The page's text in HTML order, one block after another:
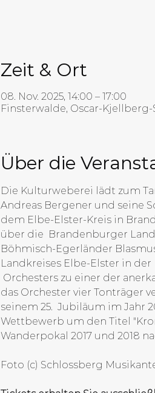
Zeit & Ort
08. Nov. 2025, 14:00 – 17:00
Finsterwalde, Oscar-
Über die
Die Kulturweberei lädt zum
Andreas Bergener und seine
dem Elbe-Elster-Kreis in
über die  Brandenburger
Böhmisch-Egerländer
Landkreises Elbe-Elster in
Orchesters zu einer der
das Orchester vier Tonträger
seinem 25.  Jubiläum im Jahr
Wettbewerb um den Titel
Wanderpokal 2017 und 2018
Foto (c) Schlossberg